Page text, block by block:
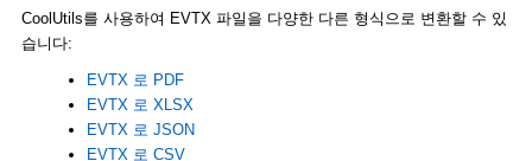
CoolUtils를 사용하여 EVTX 파일을 다양한 다른 형식으로 변환할 수 있
습니다:
EVTX 로 PDF
EVTX 로 XLSX
EVTX 로 JSON
EVTX 로 CSV